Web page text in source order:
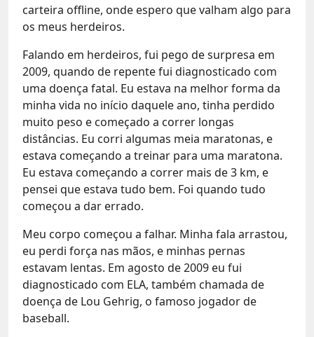
carteira offline, onde espero que valham algo para
os meus herdeiros.
Falando em herdeiros, fui pego de surpresa em
2009, quando de repente fui diagnosticado com
uma doença fatal. Eu estava na melhor forma da
minha vida no início daquele ano, tinha perdido
muito peso e começado a correr longas
distâncias. Eu corri algumas meia maratonas, e
estava começando a treinar para uma maratona.
Eu estava começando a correr mais de 3 km, e
pensei que estava tudo bem. Foi quando tudo
começou a dar errado.
Meu corpo começou a falhar. Minha fala arrastou,
eu perdi força nas mãos, e minhas pernas
estavam lentas. Em agosto de 2009 eu fui
diagnosticado com ELA, também chamada de
doença de Lou Gehrig, o famoso jogador de
baseball.